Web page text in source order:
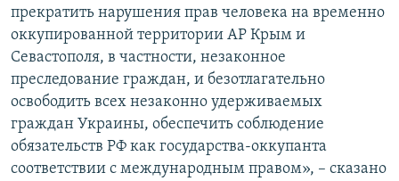
прекратить нарушения прав человека на временно
оккупированной территории АР Крым и
Севастополя, в частности, незаконное
преследование граждан, и безотлагательно
освободить всех незаконно удерживаемых
граждан Украины, обеспечить соблюдение
обязательств РФ как государства-оккупанта
соответствии с международным правом», – сказано